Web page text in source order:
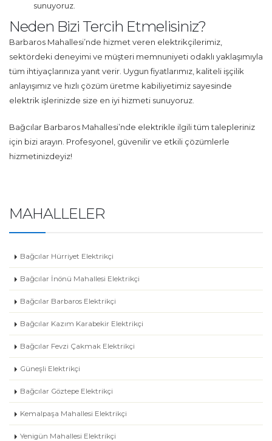
sunuyoruz.
Neden Bizi Tercih Etmelisiniz?
Barbaros Mahallesi’nde hizmet veren elektrikçilerimiz,
sektördeki deneyimi ve müşteri memnuniyeti odaklı yaklaşımıyla
tüm ihtiyaçlarınıza yanıt verir. Uygun fiyatlarımız, kaliteli işçilik
anlayışımız ve hızlı çözüm üretme kabiliyetimiz sayesinde
elektrik işlerinizde size en iyi hizmeti sunuyoruz.
Bağcılar Barbaros Mahallesi’nde elektrikle ilgili tüm talepleriniz
için bizi arayın. Profesyonel, güvenilir ve etkili çözümlerle
hizmetinizdeyiz!
MAHALLELER
Bağcılar Hürriyet Elektrikçi
Bağcılar İnönü Mahallesi Elektrikçi
Bağcılar Barbaros Elektrikçi
Bağcılar Kazım Karabekir Elektrikçi
Bağcılar Fevzi Çakmak Elektrikçi
Güneşli Elektrikçi
Bağcılar Göztepe Elektrikçi
Kemalpaşa Mahallesi Elektrikçi
Yenigün Mahallesi Elektrikçi